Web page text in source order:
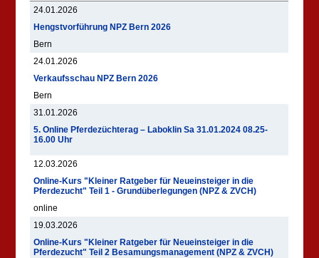
24.01.2026
Hengstvorführung NPZ Bern 2026
Bern
24.01.2026
Verkaufsschau NPZ Bern 2026
Bern
31.01.2026
5. Online Pferdezüchterag – Laboklin Sa 31.01.2024 08.25-
16.00 Uhr
12.03.2026
Online-Kurs "Kleiner Ratgeber für Neueinsteiger in die
Pferdezucht" Teil 1 - Grundüberlegungen (NPZ & ZVCH)
online
19.03.2026
Online-Kurs "Kleiner Ratgeber für Neueinsteiger in die
Pferdezucht" Teil 2 Besamungsmanagement (NPZ & ZVCH)